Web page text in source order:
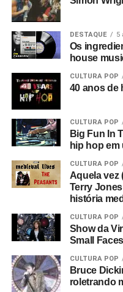
DESTAQUE 5
Os
house
CULTURA POP
40 anos de
CULTURA POP
Big Fun In
hip hop
CULTURA POP
Aquela vez
Terry
história
CULTURA POP
Show da
Small
CULTURA POP
Bruce
roletrando